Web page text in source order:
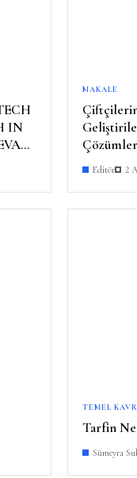
IN
MAKALE
Editör 2
TEMEL
Tarfin
Sümeyra